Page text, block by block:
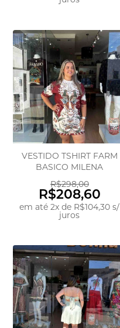
VESTIDO TSHIRT FARM
BASICO MILENA
R$298,00
R$208,60
em até2x de R$104,30 s/
juros